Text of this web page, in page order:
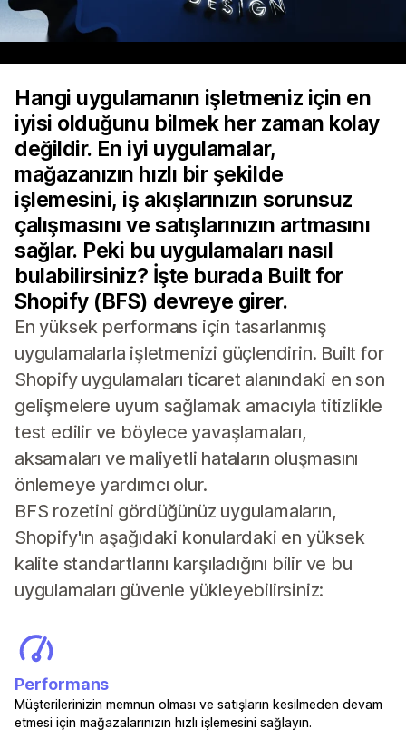
Hangi uygulamanın işletmeniz için en
iyisi olduğunu bilmek her zaman kolay
değildir. En iyi uygulamalar,
mağazanızın hızlı bir şekilde
işlemesini, iş akışlarınızın sorunsuz
çalışmasını ve satışlarınızın artmasını
sağlar. Peki bu uygulamaları nasıl
bulabilirsiniz? İşte burada Built for
Shopify (BFS) devreye girer.
En yüksek performans için tasarlanmış
uygulamalarla işletmenizi güçlendirin. Built for
Shopify uygulamaları ticaret alanındaki en son
gelişmelere uyum sağlamak amacıyla titizlikle
test edilir ve böylece yavaşlamaları,
aksamaları ve maliyetli hataların oluşmasını
önlemeye yardımcı olur.
BFS rozetini gördüğünüz uygulamaların,
Shopify'ın aşağıdaki konulardaki en yüksek
kalite standartlarını karşıladığını bilir ve bu
uygulamaları güvenle yükleyebilirsiniz:
Performans
Müşterilerinizin memnun olması ve satışların kesilmeden devam
etmesi için mağazalarınızın hızlı işlemesini sağlayın.